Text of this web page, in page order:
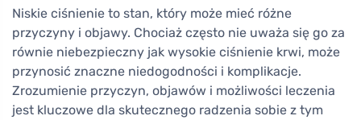
Niskie ciśnienie to stan, który może mieć różne
przyczyny i objawy. Chociaż często nie uważa się go za
równie niebezpieczny jak wysokie ciśnienie krwi, może
przynosić znaczne niedogodności i komplikacje.
Zrozumienie przyczyn, objawów i możliwości leczenia
jest kluczowe dla skutecznego radzenia sobie z tym